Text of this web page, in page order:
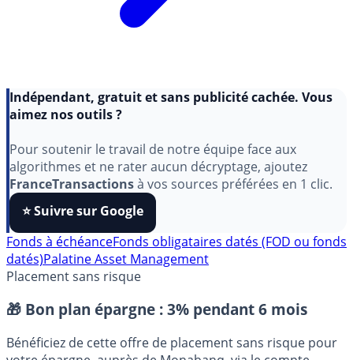
aimez nos outils ?
Pour soutenir le travail de notre équipe face aux
algorithmes et ne rater aucun décryptage, ajoutez
FranceTransactionsà vos sources préférées en 1 clic.
⭐️ Suivre sur Google
Fonds à échéanceFonds obligataires datés (FOD ou fonds
Palatine Asset Management
Placement sans risque
🎁 Bon plan épargne : 3% pendant 6 mois